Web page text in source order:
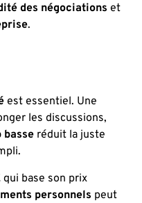
des négociations et
.
est essentiel. Une
les discussions,
réduit la juste
qui base son prix
personnels peut